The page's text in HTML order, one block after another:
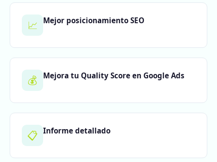
📈 Mejor posicionamiento SEO
💰 Mejora tu Quality Score en Google Ads
📋 Informe detallado